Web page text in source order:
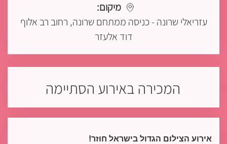
מיקום:
עזריאלי שרונה - כניסה ממתחם שרונה, רחוב רב אלוף
דוד אלעזר
המכירה באירוע הסתיימה
אירוע הצילום הגדול בישראל חוזר!